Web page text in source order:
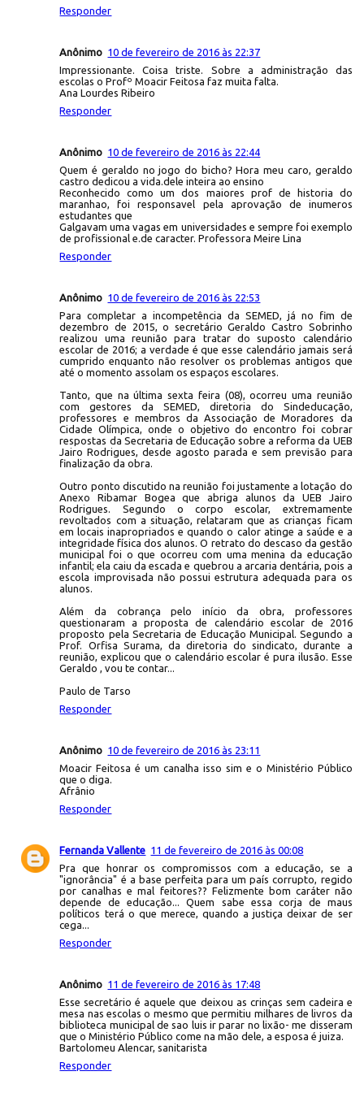
Responder
Anônimo 10 de fevereiro de 2016 às 22:37
Impressionante. Coisa triste. Sobre a administração das
escolas o Profº Moacir Feitosa faz muita falta.
Ana Lourdes Ribeiro
Responder
Anônimo 10 de fevereiro de 2016 às 22:44
Quem é geraldo no jogo do bicho? Hora meu caro, geraldo
castro dedicou a vida.dele inteira ao ensino
Reconhecido como um dos maiores prof de historia do
maranhao, foi responsavel pela aprovação de inumeros
estudantes que
Galgavam uma vagas em universidades e sempre foi exemplo
de profissional e.de caracter. Professora Meire Lina
Responder
Anônimo 10 de fevereiro de 2016 às 22:53
Para completar a incompetência da SEMED, já no fim de
dezembro de 2015, o secretário Geraldo Castro Sobrinho
realizou uma reunião para tratar do suposto calendário
escolar de 2016; a verdade é que esse calendário jamais será
cumprido enquanto não resolver os problemas antigos que
até o momento assolam os espaços escolares.
Tanto, que na última sexta feira (08), ocorreu uma reunião
com gestores da SEMED, diretoria do Sindeducação,
professores e membros da Associação de Moradores da
Cidade Olímpica, onde o objetivo do encontro foi cobrar
respostas da Secretaria de Educação sobre a reforma da UEB
Jairo Rodrigues, desde agosto parada e sem previsão para
finalização da obra.
Outro ponto discutido na reunião foi justamente a lotação do
Anexo Ribamar Bogea que abriga alunos da UEB Jairo
Rodrigues. Segundo o corpo escolar, extremamente
revoltados com a situação, relataram que as crianças ficam
em locais inapropriados e quando o calor atinge a saúde e a
integridade física dos alunos. O retrato do descaso da gestão
municipal foi o que ocorreu com uma menina da educação
infantil; ela caiu da escada e quebrou a arcaria dentária, pois a
escola improvisada não possui estrutura adequada para os
alunos.
Além da cobrança pelo início da obra, professores
questionaram a proposta de calendário escolar de 2016
proposto pela Secretaria de Educação Municipal. Segundo a
Prof. Orfisa Surama, da diretoria do sindicato, durante a
reunião, explicou que o calendário escolar é pura ilusão. Esse
Geraldo , vou te contar...
Paulo de Tarso
Responder
Anônimo 10 de fevereiro de 2016 às 23:11
Moacir Feitosa é um canalha isso sim e o Ministério Público
que o diga.
Afrânio
Responder
Fernanda Vallente 11 de fevereiro de 2016 às 00:08
Pra que honrar os compromissos com a educação, se a
"ignorância" é a base perfeita para um país corrupto, regido
por canalhas e mal feitores?? Felizmente bom caráter não
depende de educação... Quem sabe essa corja de maus
políticos terá o que merece, quando a justiça deixar de ser
cega...
Responder
Anônimo 11 de fevereiro de 2016 às 17:48
Esse secretário é aquele que deixou as crinças sem cadeira e
mesa nas escolas o mesmo que permitiu milhares de livros da
biblioteca municipal de sao luis ir parar no lixão- me disseram
que o Ministério Público come na mão dele, a esposa é juiza.
Bartolomeu Alencar, sanitarista
Responder